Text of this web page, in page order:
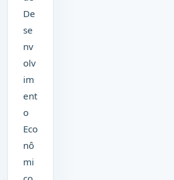
De
se
nv
olv
im
ent
o
Eco
nô
mi